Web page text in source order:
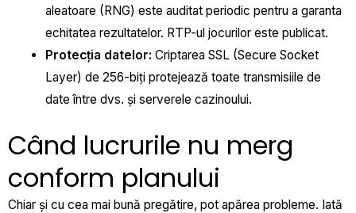
aleatoare (RNG) este auditat periodic pentru a garanta
echitatea rezultatelor. RTP-ul jocurilor este publicat.
Protecția datelor: Criptarea SSL (Secure Socket
Layer) de 256-biți protejează toate transmisiile de
date între dvs. și serverele cazinoului.
Când lucrurile nu merg
conform planului
Chiar și cu cea mai bună pregătire, pot apărea probleme. Iată